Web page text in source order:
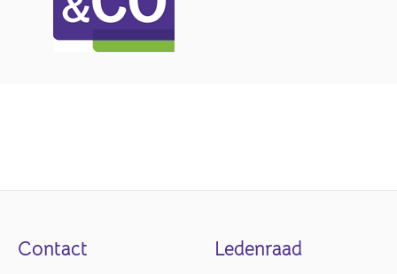
Footer
Contact Ledenraad